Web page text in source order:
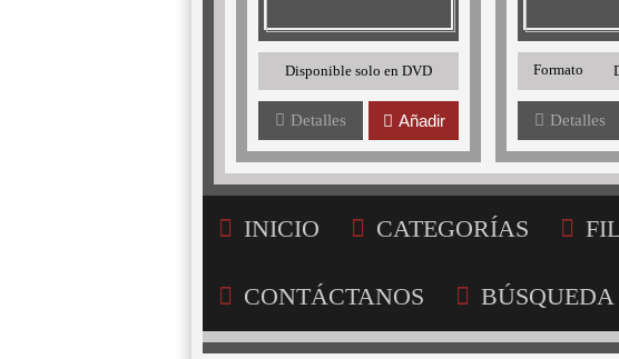
Disponible solo en DVD
Detalles Añadir
Formato
Detalles
INICIO CATEGORÍAS
CONTÁCTANOS BÚSQUEDA